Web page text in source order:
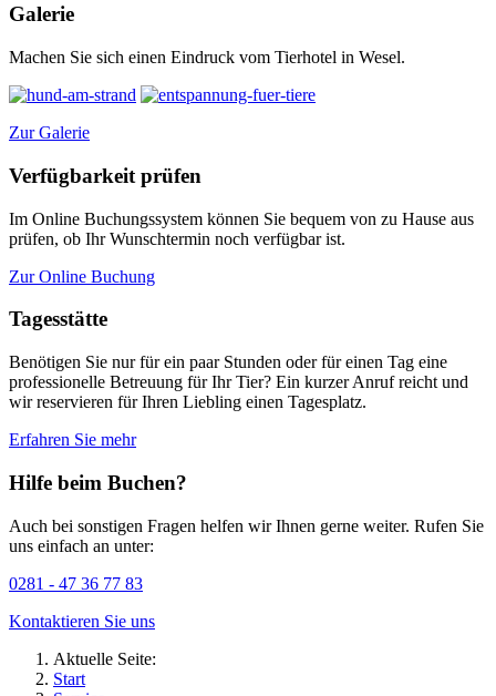
Galerie
Machen Sie sich einen Eindruck vom Tierhotel in Wesel.
Zur Galerie
Verfügbarkeit prüfen
Im Online Buchungssystem können Sie bequem von zu Hause aus
prüfen, ob Ihr Wunschtermin noch verfügbar ist.
Zur Online Buchung
Tagesstätte
Benötigen Sie nur für ein paar Stunden oder für einen Tag eine
professionelle Betreuung für Ihr Tier? Ein kurzer Anruf reicht und
wir reservieren für Ihren Liebling einen Tagesplatz.
Erfahren Sie mehr
Hilfe beim Buchen?
Auch bei sonstigen Fragen helfen wir Ihnen gerne weiter. Rufen Sie
uns einfach an unter:
0281 - 47 36 77 83
Kontaktieren Sie uns
Aktuelle Seite:
Start